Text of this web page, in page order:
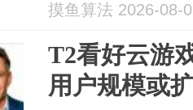
摸鱼算法 2026-08-
T2看好云游
用户规模或